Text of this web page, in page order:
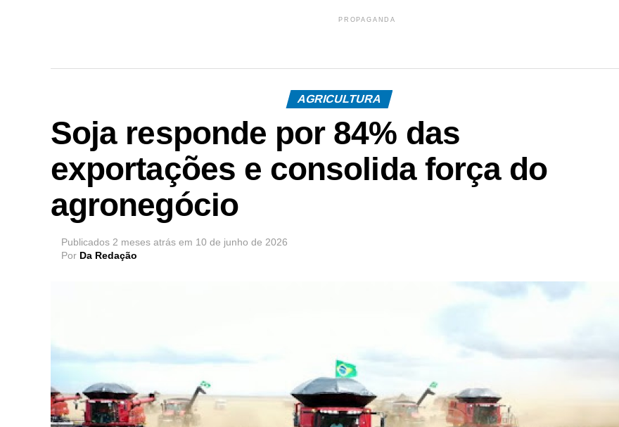
PROPAGANDA
AGRICULTURA
Soja responde por 84% das
exportações e consolida força do
agronegócio
Publicados 2 meses atrás em 10 de junho de 2026
Por Da Redação